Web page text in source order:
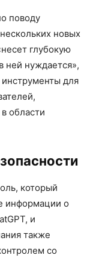
поводу
новых
глубокую
ней нуждается»,
для
области
который
информации о
и
также
со